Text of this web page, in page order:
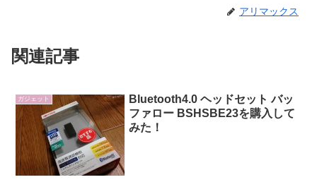
アリマックス
関連記事
ガジェット
Bluetooth4.0 ヘッドセット バッ
ファロー BSHSBE23を購入して
みた！